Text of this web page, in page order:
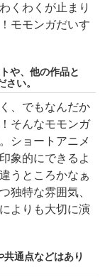
くわくが止まり
モモンガだいす
や、他の作品と
い。
、でもなんだか
そんなモモンガ
ショートアニメ
象的にできるよ
うところかなぁ
独特な雰囲気、
よりも大切に演
通点などはあり